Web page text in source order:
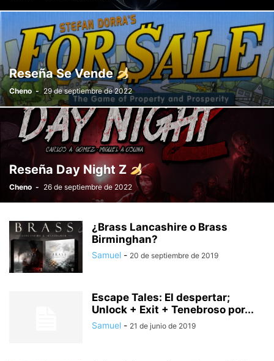
Reseña Se Vende
Cheno - 29 de septiembre de 2022
Reseña Day Night Z
Cheno - 26 de septiembre de 2022
¿Brass Lancashire o Brass
Birminghan?
Samuel - 20 de septiembre de 2019
Escape Tales: El despertar;
Unlock + Exit + Tenebroso por...
Samuel - 21 de junio de 2019